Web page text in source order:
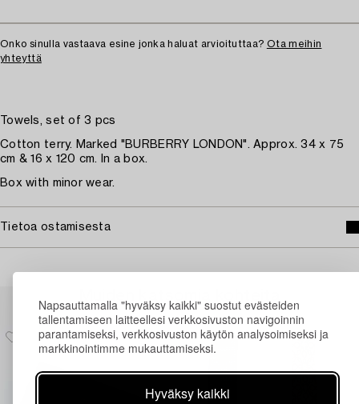
Napsauttamalla "hyväksy kaikki" suostut evästeiden
tallentamiseen laitteellesi verkkosivuston navigoinnin
parantamiseksi, verkkosivuston käytön analysoimiseksi ja
markkinointimme mukauttamiseksi.
Hyväksy kaikki
Onko sinulla vastaava esine jonka haluat arvioituttaa? Ota meihin
yhteyttä
Towels, set of 3 pcs
Cotton terry. Marked "BURBERRY LONDON". Approx. 34 x 75
cm & 16 x 120 cm. In a box.
Box with minor wear.
Tietoa ostamisesta